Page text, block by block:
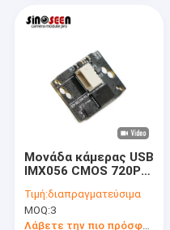
Μονάδα κάμερας USB
IMX056 CMOS 720P
Εστίασης
Τιμή:διαπραγματεύσιμα
MOQ:3
Λάβετε την πιο πρόσφατη τιμή